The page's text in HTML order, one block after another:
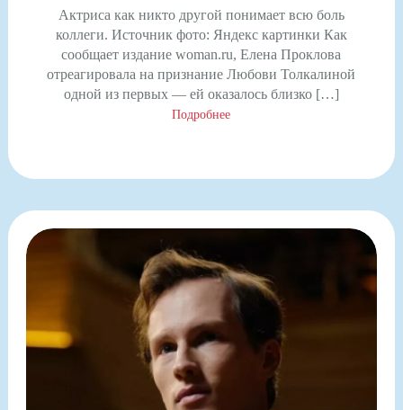
Актриса как никто другой понимает всю боль
коллеги. Источник фото: Яндекс картинки Как
сообщает издание woman.ru, Елена Проклова
отреагировала на признание Любови Толкалиной
одной из первых — ей оказалось близко […]
Подробнее